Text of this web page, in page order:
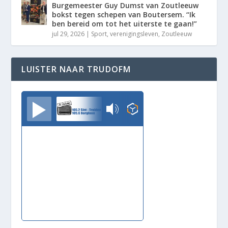
Burgemeester Guy Dumst van Zoutleeuw
bokst tegen schepen van Boutersem. “Ik
ben bereid om tot het uiterste te gaan!”
jul 29, 2026 | Sport,verenigingsleven, Zoutleeuw
LUISTER NAAR TRUDOFM
TrudoFM